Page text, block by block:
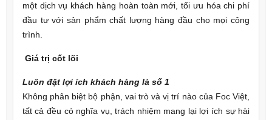
một dịch vụ khách hàng hoàn toàn mới, tối ưu hóa chi phí
đầu tư với sản phẩm chất lượng hàng đầu cho mọi công
trình.
Giá trị cốt lõi
Luôn đặt lợi ích khách hàng là số 1
Không phân biệt bộ phận, vai trò và vị trí nào của Foc Việt,
tất cả đều có nghĩa vụ, trách nhiệm mang lại lợi ích sự hài